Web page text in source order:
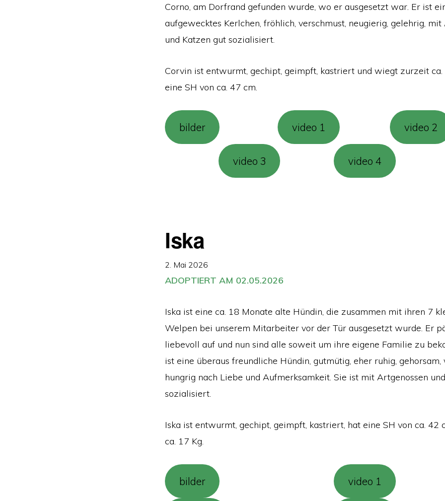
Corno, am Dorfrand gefunden wurde, wo er ausgesetzt war. Er ist
aufgewecktes Kerlchen, fröhlich, verschmust, neugierig, gelehrig, mit
und Katzen gut sozialisiert.
Corvin ist entwurmt, gechipt, geimpft, kastriert und wiegt zurzeit ca.
eine SH von ca. 47 cm.
bilder video 1 video 2
video 3 video 4
Iska
2. Mai 2026
ADOPTIERT AM 02.05.2026
Iska ist eine ca. 18 Monate alte Hündin, die zusammen mit ihren 7
Welpen bei unserem Mitarbeiter vor der Tür ausgesetzt wurde. Er
liebevoll auf und nun sind alle soweit um ihre eigene Familie zu
ist eine überaus freundliche Hündin, gutmütig, eher ruhig, gehorsam,
hungrig nach Liebe und Aufmerksamkeit. Sie ist mit Artgenossen
sozialisiert.
Iska ist entwurmt, gechipt, geimpft, kastriert, hat eine SH von ca. 42
ca. 17 Kg.
bilder video 1